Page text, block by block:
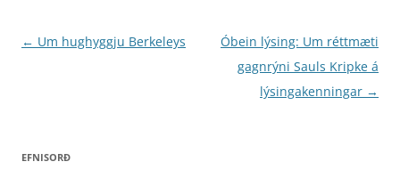
Leiðarkerfi
← Um hughyggju Berkeleys
Óbein lýsing: Um réttmæti
gagnrýni Sauls Kripke á
lýsingakenningar →
EFNISORÐ